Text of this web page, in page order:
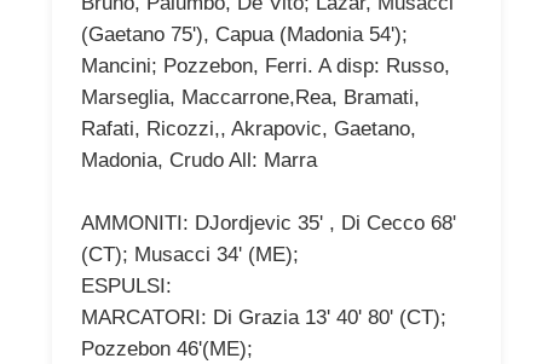
(Gaetano 75'), Capua (Madonia 54');
Mancini; Pozzebon, Ferri. A disp: Russo,
Marseglia, Maccarrone,Rea, Bramati,
Rafati, Ricozzi,, Akrapovic, Gaetano,
Madonia, Crudo All: Marra
AMMONITI: DJordjevic 35' , Di Cecco 68'
(CT); Musacci 34' (ME);
ESPULSI:
MARCATORI: Di Grazia 13' 40' 80' (CT);
Pozzebon 46'(ME);